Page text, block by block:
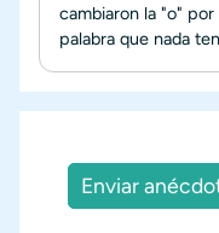
cambiaron la "o"
palabra que nada
Enviar